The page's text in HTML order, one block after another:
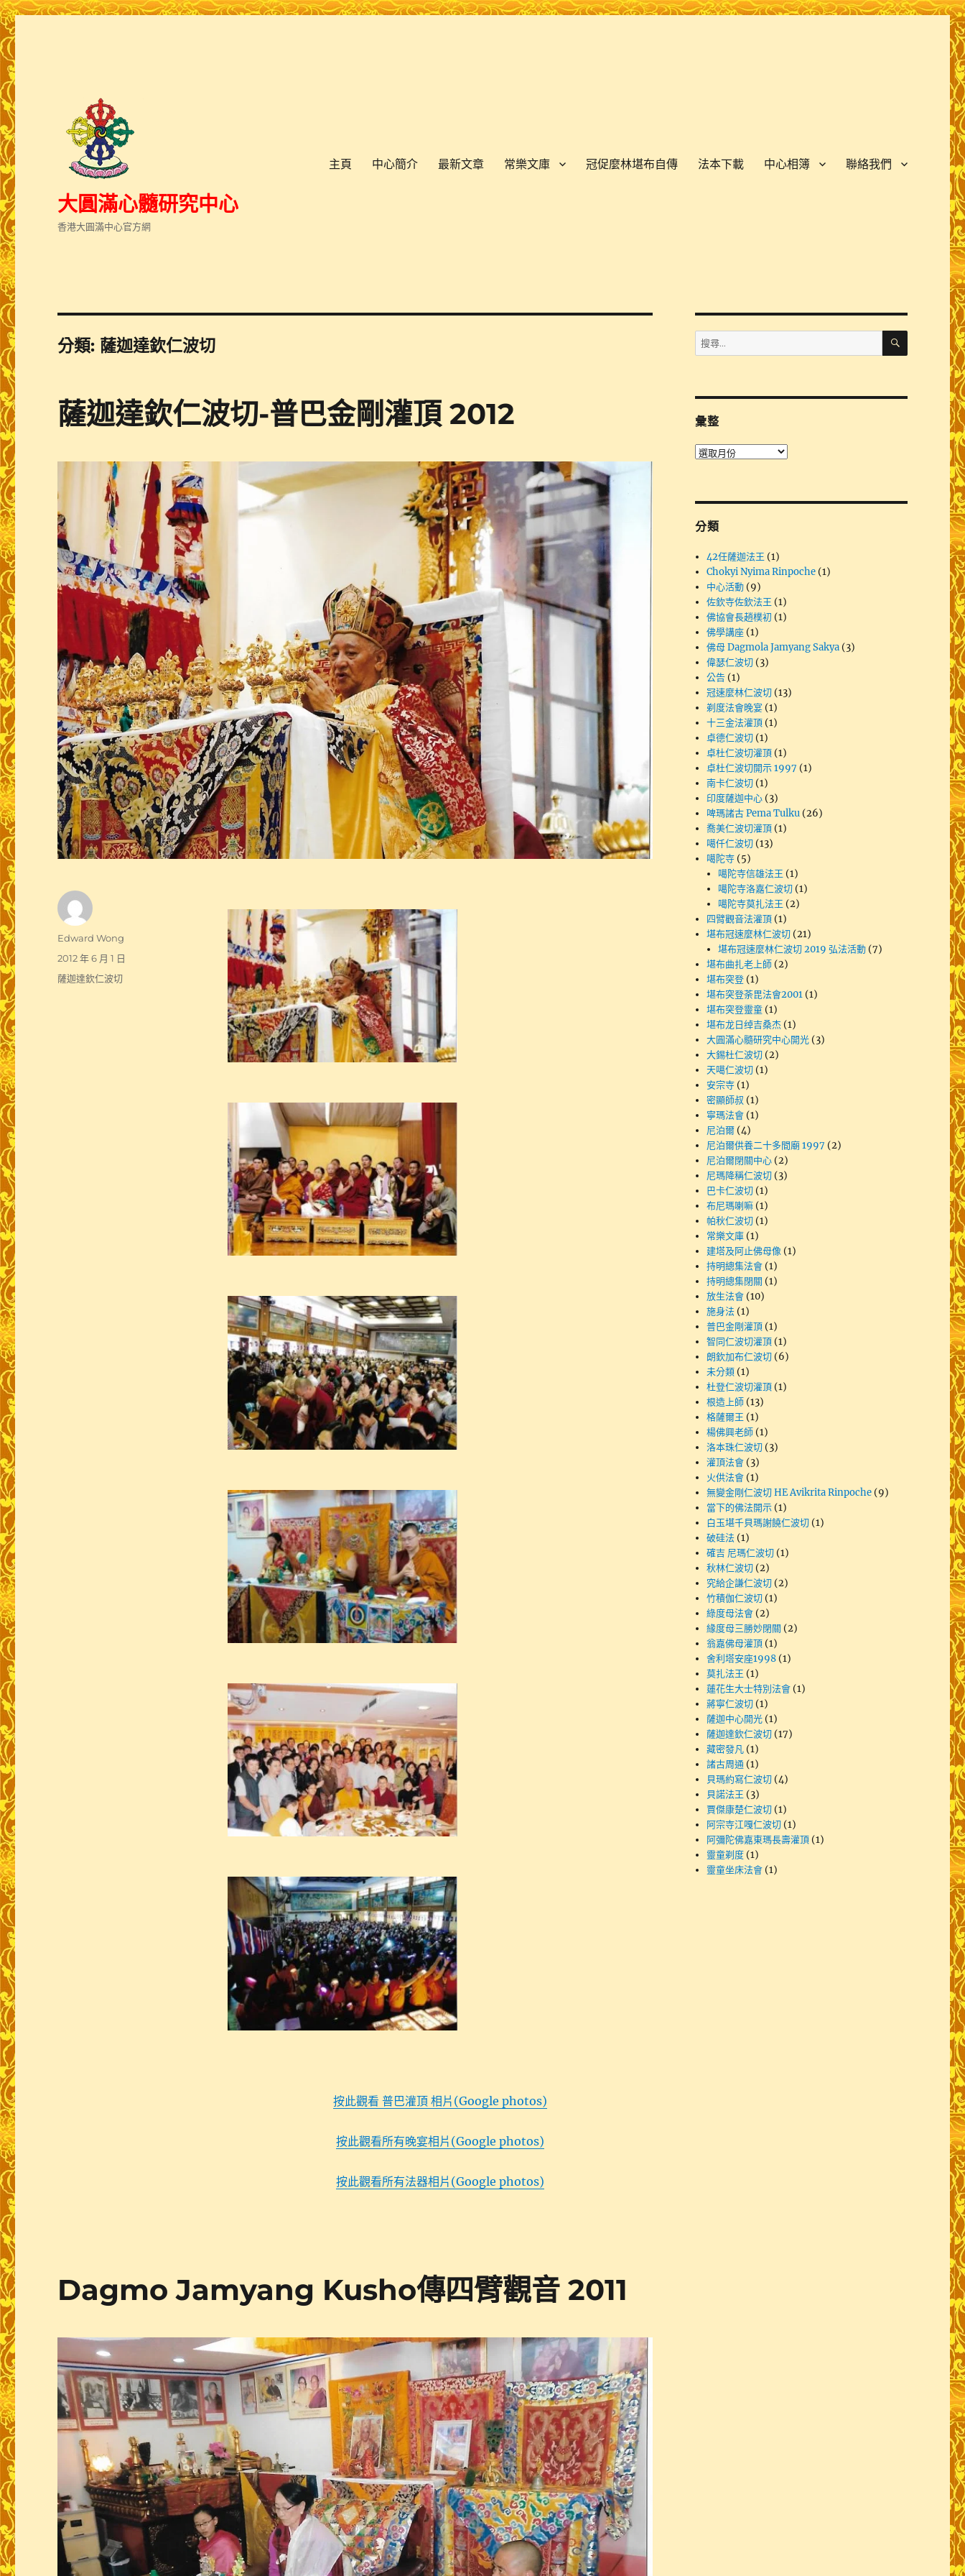
大圓滿心髓研究中心
香港大圓滿中心官方網
主頁 中心簡介 最新文章 常樂文庫 冠促麼林堪布自傳 法本下載 中心相簿 聯絡我們
分類: 薩迦達欽仁波切
薩迦達欽仁波切-普巴金剛灌頂 2012
按此觀看 普巴灌頂 相片(Google photos)
按此觀看所有晚宴相片(Google photos)
按此觀看所有法器相片(Google photos)
作
Edward Wong
發
佈
2012 年 6 月 1 日
分
薩迦達欽仁波切
Dagmo Jamyang Kusho傳四臂觀音 2011
搜
尋
字:
搜
彙整
彙
分類
42任薩迦法王 (1)
Chokyi Nyima Rinpoche (1)
中心活動 (9)
佐欽寺佐欽法王 (1)
佛協會長趙樸初 (1)
佛學講座 (1)
佛母 Dagmola Jamyang Sakya (3)
偉瑟仁波切 (3)
公告 (1)
冠速麼林仁波切 (13)
剃度法會晚宴 (1)
十三金法灌頂 (1)
卓德仁波切 (1)
卓杜仁波切灌頂 (1)
卓杜仁波切開示 1997 (1)
南卡仁波切 (1)
印度薩迦中心 (3)
啤瑪諸古 Pema Tulku (26)
喬美仁波切灌頂 (1)
噶仟仁波切 (13)
噶陀寺 (5)
噶陀寺信雄法王 (1)
噶陀寺洛嘉仁波切 (1)
噶陀寺莫扎法王 (2)
四臂觀音法灌頂 (1)
堪布冠速麼林仁波切 (21)
堪布冠速麼林仁波切 2019 弘法活動 (7)
堪布曲扎老上師 (2)
堪布突登 (1)
堪布突登荼毘法會2001 (1)
堪布突登靈童 (1)
堪布龙日绰吉桑杰 (1)
大圓滿心髓研究中心開光 (3)
大錫杜仁波切 (2)
天噶仁波切 (1)
安宗寺 (1)
密顯師叔 (1)
寧瑪法會 (1)
尼泊爾 (4)
尼泊爾供養二十多間廟 1997 (2)
尼泊爾閉關中心 (2)
尼瑪降稱仁波切 (3)
巴卡仁波切 (1)
布尼瑪喇嘛 (1)
帕秋仁波切 (1)
常樂文庫 (1)
建塔及阿止佛母像 (1)
持明總集法會 (1)
持明總集閉關 (1)
放生法會 (10)
施身法 (1)
普巴金剛灌頂 (1)
智同仁波切灌頂 (1)
朗欽加布仁波切 (6)
未分類 (1)
杜登仁波切灌頂 (1)
根造上師 (13)
格薩爾王 (1)
楊佛興老師 (1)
洛本珠仁波切 (3)
灌頂法會 (3)
火供法會 (1)
無變金剛仁波切 HE Avikrita Rinpoche (9)
當下的佛法開示 (1)
白玉堪千貝瑪謝饒仁波切 (1)
破硅法 (1)
確吉 尼瑪仁波切 (1)
秋林仁波切 (2)
究給企謙仁波切 (2)
竹積伽仁波切 (1)
綠度母法會 (2)
緣度母三勝妙閉關 (2)
翁嘉佛母灌頂 (1)
舍利塔安座1998 (1)
莫扎法王 (1)
蓮花生大士特別法會 (1)
蔣寧仁波切 (1)
薩迦中心開光 (1)
薩迦達欽仁波切 (17)
藏密發凡 (1)
諸古周通 (1)
貝瑪約寫仁波切 (4)
貝諾法王 (3)
賈傑康楚仁波切 (1)
阿宗寺江嘎仁波切 (1)
阿彌陀佛嘉東瑪長壽灌頂 (1)
靈童剃度 (1)
靈童坐床法會 (1)